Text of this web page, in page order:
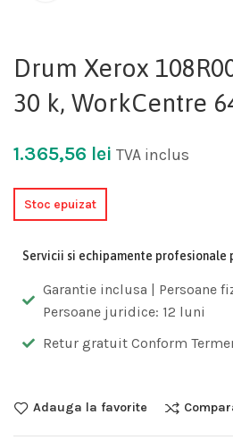
Drum Xerox
30 k, WorkCentre
1.365,56 lei TVA inclus
Stoc epuizat
Servicii si echipamente profesionale
Garantie inclusa | Persoane
Persoane juridice: 12 luni
Retur gratuit Conform
Adauga la favorite